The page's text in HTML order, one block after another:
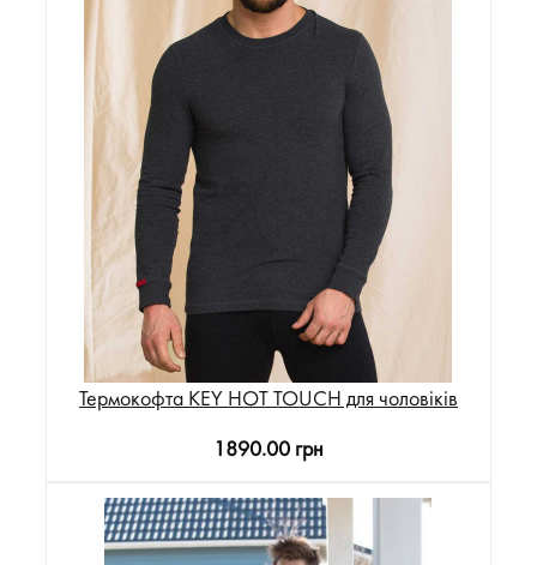
Термокофта KEY HOT TOUCH для чоловіків
1890.00 грн